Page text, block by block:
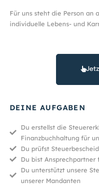
Für uns steht die Person an
individuelle Lebens- und
DEINE AUFGABEN
Du erstellst die
Finanzbuchhaltung für
Du prüfst
Du bist Ansprechpartner
Du unterstützt unsere
unserer Mandanten